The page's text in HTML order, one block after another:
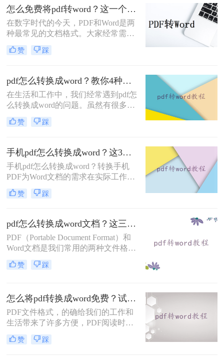
者，“pdf怎么转换成word”绝对是高频
刚需。
怎么免费将pdf转word？这一个转换方法收好！
在数字时代的今天，PDF和Word是两
种最常见的文档格式。大家经常需要
转换这两种格式，以便在不同的场合
使用。有些人想将PDF转换成Word，
人则想将Word转换成PDF，以保证文
档的安全性和格式的一致性。本文将
重点介绍怎么免费将pdf转word，并提
供一种非常简单而又高效的方法，让
你的工作变得轻而易举。
赞 踩
pdf怎么转换成word？教你4种免费好用方法！
在生活和工作中，我们经常遇到pdf怎
么转换成word的问题。虽然有很多转
换方法，但大多数人往往会感到困惑
和不知所措。今天，我将分享一个简
转换成可编辑的Word文档。
赞 踩
手机pdf怎么转换成word？这3个方法可以尝试！
手机pdf怎么转换成word？转换手机
PDF为Word文档的需求在实际工作和
学习中十分常见。本文将为您介绍几
种简单易行的方法，帮助您高效地将
不论您是在手机上还是在电脑上操
作，都能通过以下几种方法轻松完成
转换。
赞 踩
pdf怎么转换成word文档？这三个方法轻松实现文档格式转换！
PDF（Portable Document Format）和
Word文档是我们常用的两种文件格
式。有时我们需要将PDF文件转换成
Word文档来编辑或进行其他操作，但
word文档方法，帮助您轻松将PDF文
件转换成可编辑的Word文档。
赞 踩
怎么将pdf转换成word免费？试试下面的几种方法！
PDF文件格式，的确给我们的工作和
生活带来了许多方便，PDF阅读时，
可以固定版面不跳格式，但是PDF也
并非万能的使用场景，比如PDF的内
赞 踩